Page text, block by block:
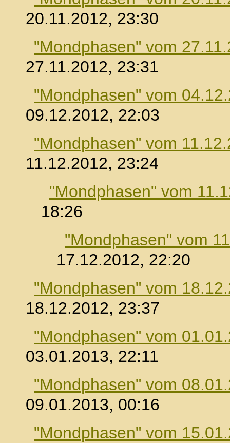
20.11.2012, 23:30
"Mondphasen" vom
27.11.2012, 23:31
"Mondphasen" vom
09.12.2012, 22:03
"Mondphasen" vom
11.12.2012, 23:24
"Mondphasen" vom
18:26
"Mondphasen" vom
17.12.2012, 22:20
"Mondphasen" vom
18.12.2012, 23:37
"Mondphasen" vom
03.01.2013, 22:11
"Mondphasen" vom
09.01.2013, 00:16
"Mondphasen" vom